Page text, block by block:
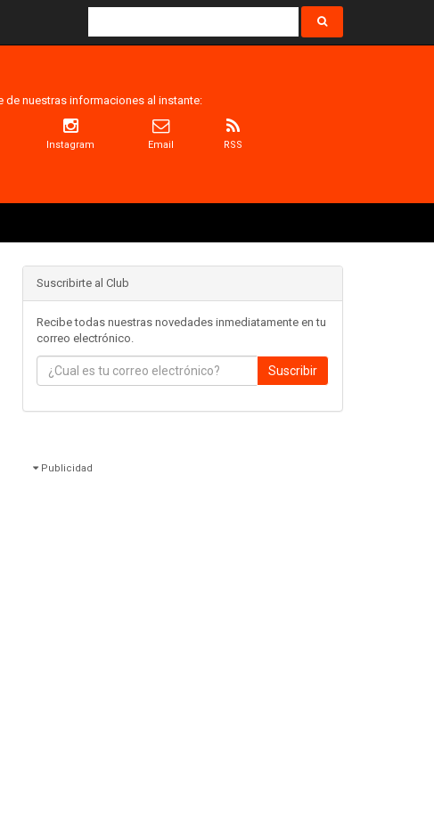
de nuestras informaciones al instante:
Instagram Email RSS
Suscribirte al Club
Recibe todas nuestras novedades inmediatamente en tu
correo electrónico.
Suscribir
Publicidad